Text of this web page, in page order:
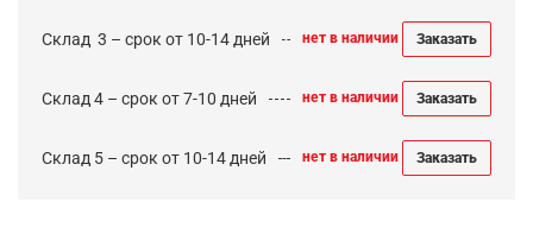
Cклад 3 – срок от 10-14 дней нет в наличии Заказать
Склад 4 – срок от 7-10 дней нет в наличии Заказать
Склад 5 – срок от 10-14 дней нет в наличии Заказать